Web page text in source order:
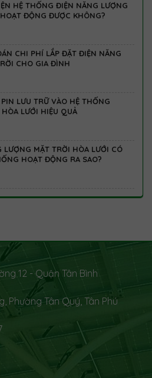
HỆ THỐNG ĐIỆN NĂNG LƯỢNG
ĐỘNG ĐƯỢC KHÔNG?
CHI PHÍ LẮP ĐẶT ĐIỆN NĂNG
CHO GIA ĐÌNH
LƯU TRỮ VÀO HỆ THỐNG
LƯỚI HIỆU QUẢ
MẶT TRỜI HÒA LƯỚI CÓ
HOẠT ĐỘNG RA SAO?
12 - Quận Tân Bình
Phường Tân Quý, Tân Phú